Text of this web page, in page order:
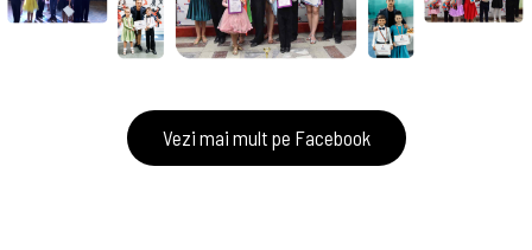
Vezi mai mult pe Facebook